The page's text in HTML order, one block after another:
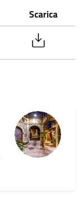
Scarica